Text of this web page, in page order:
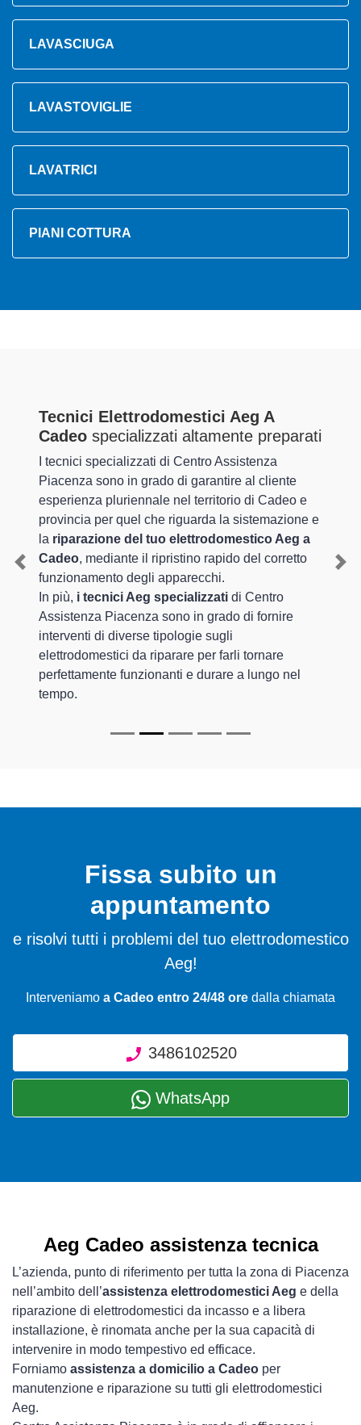
LAVASCIUGA
LAVASTOVIGLIE
LAVATRICI
PIANI COTTURA
Tecnici Elettrodomestici Aeg A
Cadeo specializzati altamente preparati
I tecnici specializzati di Centro Assistenza
Piacenza sono in grado di garantire al cliente
esperienza pluriennale nel territorio di Cadeo e
provincia per quel che riguarda la sistemazione e
la riparazione del tuo elettrodomestico Aeg a
Cadeo, mediante il ripristino rapido del corretto
funzionamento degli apparecchi.
In più, i tecnici Aeg specializzati di Centro
Assistenza Piacenza sono in grado di fornire
interventi di diverse tipologie sugli
elettrodomestici da riparare per farli tornare
perfettamente funzionanti e durare a lungo nel
tempo.
Previous
Fissa subito un
appuntamento
e risolvi tutti i problemi del tuo elettrodomestico
Aeg!
Interveniamo a Cadeo entro 24/48 ore dalla chiamata
3486102520
WhatsApp
Aeg Cadeo assistenza tecnica
L’azienda, punto di riferimento per tutta la zona di Piacenza
nell’ambito dell’assistenza elettrodomestici Aeg e della
riparazione di elettrodomestici da incasso e a libera
installazione, è rinomata anche per la sua capacità di
intervenire in modo tempestivo ed efficace.
Forniamo assistenza a domicilio a Cadeo per
manutenzione e riparazione su tutti gli elettrodomestici
Aeg.